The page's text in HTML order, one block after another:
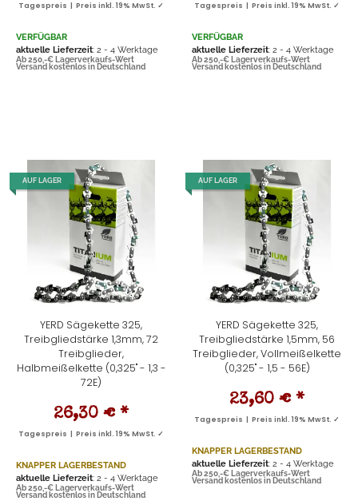
Tagespreis | Preis inkl. 19% MwSt. ✓
VERFÜGBAR
aktuelle Lieferzeit: 2 - 4 Werktage
Ab 250,-€ Lagerverkaufs-Wert
Versand kostenlos in Deutschland
Tagespreis | Preis inkl. 19% MwSt. ✓
VERFÜGBAR
aktuelle Lieferzeit: 2 - 4 Werktage
Ab 250,-€ Lagerverkaufs-Wert
Versand kostenlos in Deutschland
AUF LAGER
YERD Sägekette 325,
Treibgliedstärke 1,3mm, 72
Treibglieder,
Halbmeißelkette (0,325" - 1,3 -
72E)
26,30 € *
Tagespreis | Preis inkl. 19% MwSt. ✓
KNAPPER LAGERBESTAND
aktuelle Lieferzeit: 2 - 4 Werktage
Ab 250,-€ Lagerverkaufs-Wert
Versand kostenlos in Deutschland
AUF LAGER
YERD Sägekette 325,
Treibgliedstärke 1,5mm, 56
Treibglieder, Vollmeißelkette
(0,325" - 1,5 - 56E)
23,60 € *
Tagespreis | Preis inkl. 19% MwSt. ✓
KNAPPER LAGERBESTAND
aktuelle Lieferzeit: 2 - 4 Werktage
Ab 250,-€ Lagerverkaufs-Wert
Versand kostenlos in Deutschland